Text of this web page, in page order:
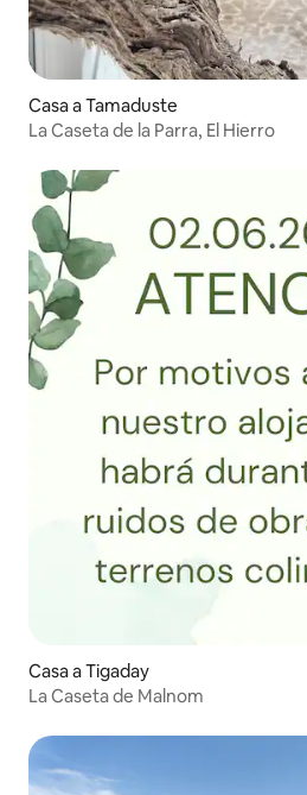
Casa a Tamaduste
La Caseta de la Parra, El Hierro
Casa a Tigaday
La Caseta de Malnom